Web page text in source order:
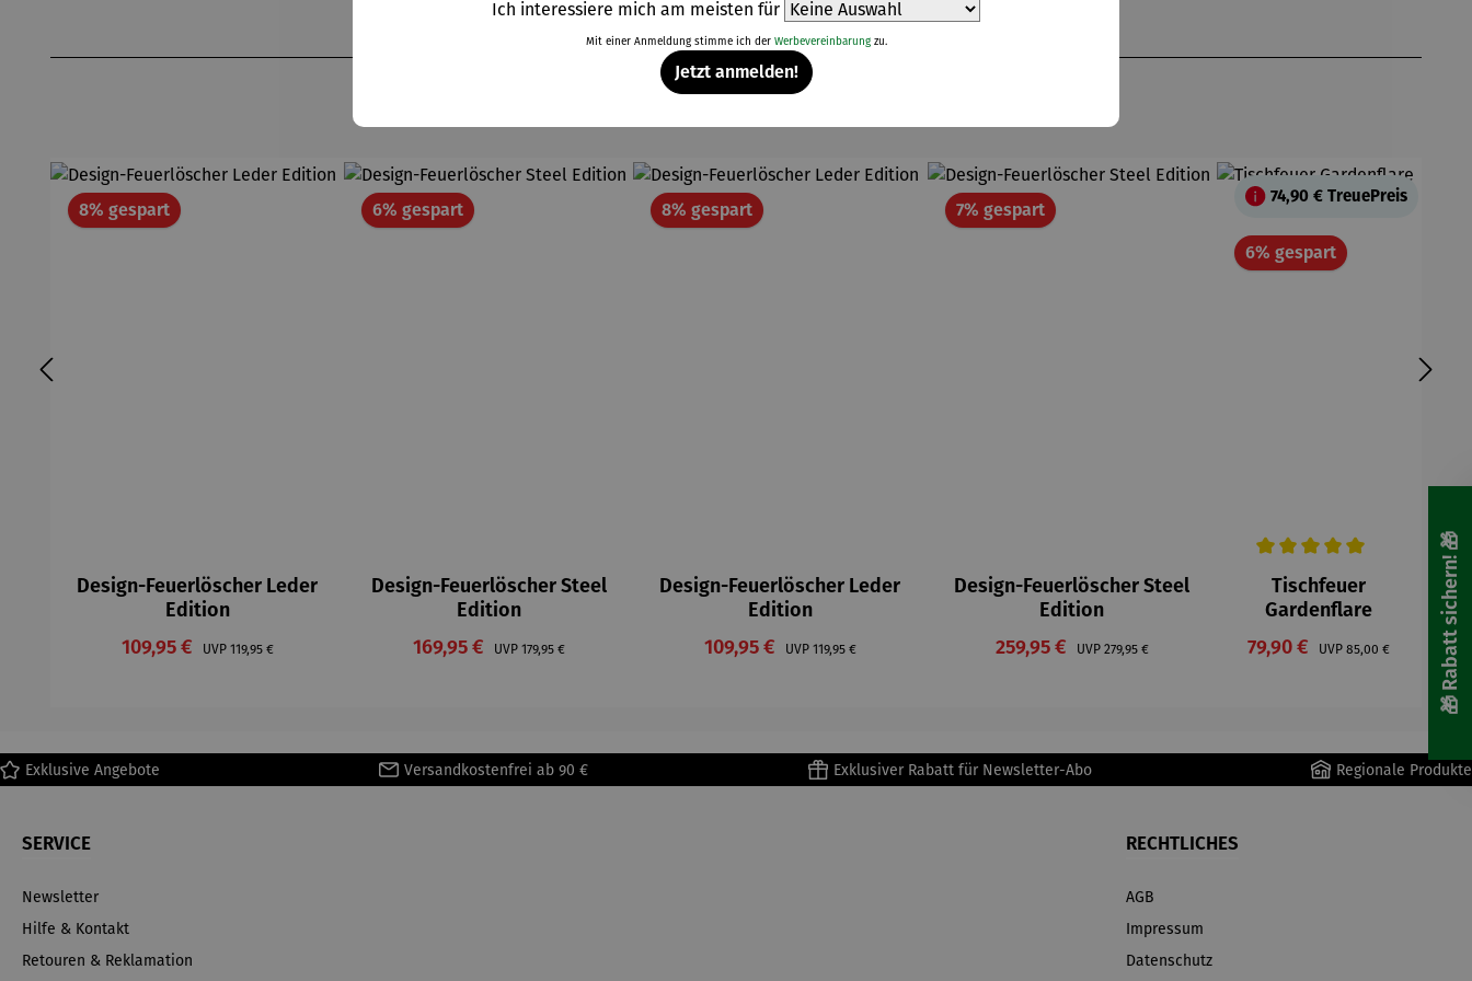
Weitere Produkte
8% gespartRabatt
Design-Feuerlöscher Leder
Edition
Verkaufspreis:
109,95 € UVP Regulärer Preis:
119,95 €
6% gespartRabatt
Design-Feuerlöscher Steel
Edition
Verkaufspreis:
169,95 € UVP Regulärer Preis:
179,95 €
8% gespartRabatt
Design-Feuerlöscher Leder
Edition
Verkaufspreis:
109,95 € UVP Regulärer Preis:
119,95 €
7% gespartRabatt
Design-Feuerlöscher Steel
Edition
Verkaufspreis:
259,95 € UVP Regulärer Preis:
279,95 €
6% gespartRabatt
74,90 € TreuePreis
Durchschnittliche Bewertung
Tischfeuer
Gardenflare
Verkaufspreis:
79,90 € UVPRegulärer Preis:
85,00 €
Exklusive Angebote Versandkostenfrei ab 90 € Exklusiver Rabatt für Newsletter-Abo Regionale Produkte
SERVICE
Newsletter
Hilfe & Kontakt
Retouren & Reklamation
RECHTLICHES
AGB
Impressum
Datenschutz
🎁 Rabatt sichern! 🎁
Ich interessiere mich am meisten für
Mit einer Anmeldung stimme ich der Werbevereinbarungzu.
Jetzt anmelden!